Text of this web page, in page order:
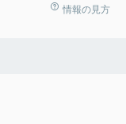
情報の見方